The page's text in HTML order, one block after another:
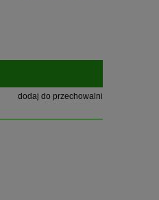
dodaj do przechowalni